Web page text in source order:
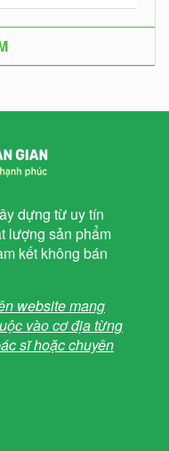
dựng từ uy tín
lượng sản phẩm
kết không bán
website mang
vào cơ địa từng
sĩ hoặc chuyên